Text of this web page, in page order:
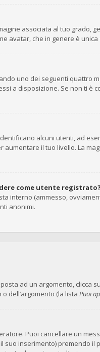
associata al tuo grado,
avatar, che in genere è
uno dei seguenti quattro
a disposizione. Se non ti è
alcuni utenti, ad
il tuo livello. La
come utente registrato?
interno (ammesso,
anonimi.
ad un argomento, clicca
dell’argomento (la lista Puoi
Puoi cancellare un
suo inserimento) premendo il